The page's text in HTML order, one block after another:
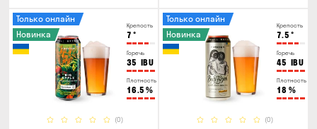
Крепость
7 °
Горечь
35 IBU
Плотность
16.5 %
(0)
Только онлайн
Новинка
Крепость
7.5 °
Горечь
45 IBU
Плотность
18 %
(0)
Только онлайн
Новинка